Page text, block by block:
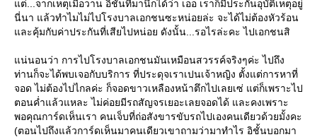
ต่...จากเหตุเมื่อวาน อิชั้นที่มานึกได้ว่า เออ เราก็มีประกันอุบัติเหตุอยู่
นี่นา แล้วทำไมไม่ไปโรงบาลเอกชนซะหน่อยล่ะ จะได้ไม่ต้องหัวร้อน
ละคุ้มกับค่าประกันที่เสียไปหน่อย ดังนั้น...รอไรล่ะคะ ไปเอกชนสิ
น่นอนว่า การไปโรงบาลเอกชนมันเหมือนสวรรค์จริงๆค่ะ ไปถึง
ท่านก็จะได้พบเจอกับบริการ ที่ประดุจเราเปนเจ้าหญิง ตั้งแต่การหาที่
จอด ไม่ต้องไปไกลค่ะ ก็จอดขาวเหลืองหน้าตึกไปเลยเซ่ แต่ก็เพราะไป
ตอนค่ำแล้วแหละ ไม่ค่อยมีรถสัญจรเยอะเลยจอดได้ และคงเพราะ
พอคุณการ์ดเห็นเรา คนเจ็บที่ถ่อสังขารขับรถไปเองคนเดียวด้วยมั้งคะ
(ตอนไปถึงแล้วการ์ดเห็นมาคนเดียวเขาถามว่ามาทำไร อิชั้นบอกมา